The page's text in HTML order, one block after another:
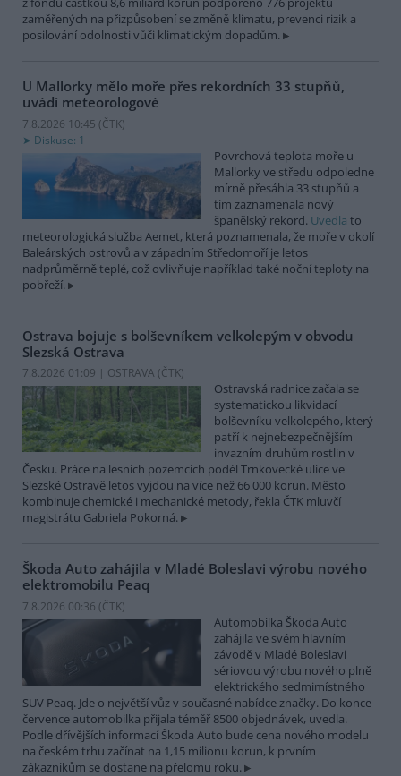
zaměřených na přizpůsobení se změně klimatu, prevenci rizik a
posilování odolnosti vůči klimatickým dopadům.
U Mallorky mělo moře přes rekordních 33 stupňů,
uvádí meteorologové
7.8.2026 10:45 (ČTK)
Diskuse: 1
Povrchová teplota moře u
Mallorky ve středu odpoledne
mírně přesáhla 33 stupňů a
tím zaznamenala nový
španělský rekord. Uvedla to
meteorologická služba Aemet, která poznamenala, že moře v okolí
Baleárských ostrovů a v západním Středomoří je letos
nadprůměrně teplé, což ovlivňuje například také noční teploty na
pobřeží.
Ostrava bojuje s bolševníkem velkolepým v obvodu
Slezská Ostrava
7.8.2026 01:09 | OSTRAVA (ČTK)
Ostravská radnice začala se
systematickou likvidací
bolševníku velkolepého, který
patří k nejnebezpečnějším
invazním druhům rostlin v
Česku. Práce na lesních pozemcích podél Trnkovecké ulice ve
Slezské Ostravě letos vyjdou na více než 66 000 korun. Město
kombinuje chemické i mechanické metody, řekla ČTK mluvčí
magistrátu Gabriela Pokorná.
Škoda Auto zahájila v Mladé Boleslavi výrobu nového
elektromobilu Peaq
7.8.2026 00:36 (ČTK)
Automobilka Škoda Auto
zahájila ve svém hlavním
závodě v Mladé Boleslavi
sériovou výrobu nového plně
elektrického sedmimístného
SUV Peaq. Jde o největší vůz v současné nabídce značky. Do konce
července automobilka přijala téměř 8500 objednávek, uvedla.
Podle dřívějších informací Škoda Auto bude cena nového modelu
na českém trhu začínat na 1,15 milionu korun, k prvním
zákazníkům se dostane na přelomu roku.